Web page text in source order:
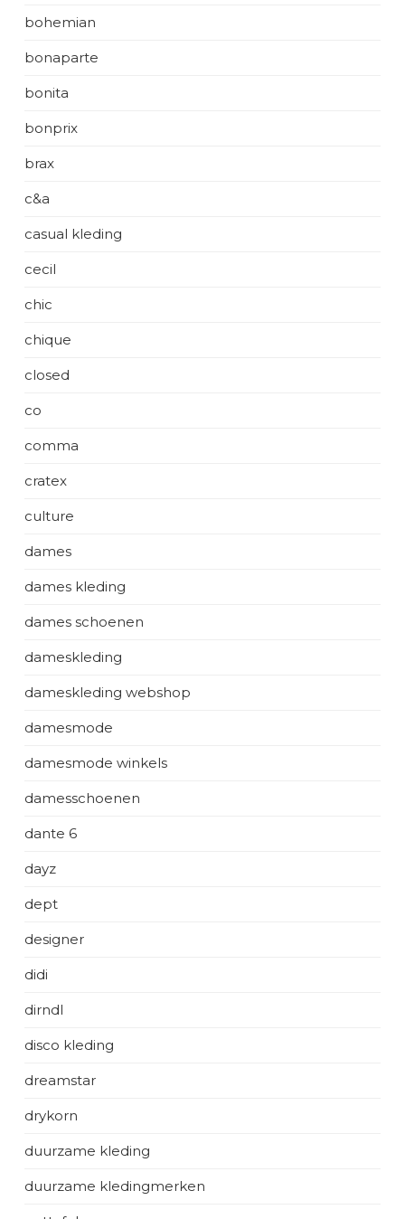
bohemian
bonaparte
bonita
bonprix
brax
c&a
casual kleding
cecil
chic
chique
closed
co
comma
cratex
culture
dames
dames kleding
dames schoenen
dameskleding
dameskleding webshop
damesmode
damesmode winkels
damesschoenen
dante 6
dayz
dept
designer
didi
dirndl
disco kleding
dreamstar
drykorn
duurzame kleding
duurzame kledingmerken